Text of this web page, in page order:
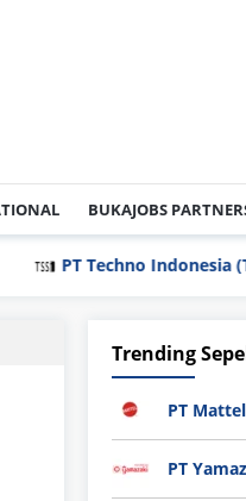
BUKAJOBS
Indonesia (TSSI GROUP)
Trending
PT
PT